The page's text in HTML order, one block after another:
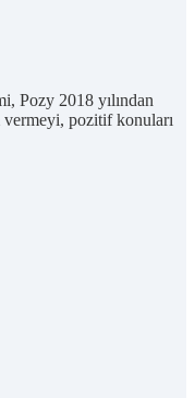
Pozy 2018 yılından
pozitif konuları